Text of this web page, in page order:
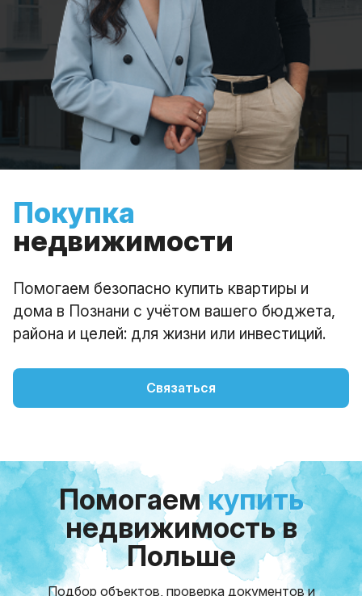
Покупка
недвижимости
Помогаем безопасно купить квартиры и
дома в Познани с учётом вашего бюджета,
района и целей: для жизни или инвестиций.
Связаться
Помогаемкупить
недвижимость в
Польше
Подбор объектов, проверка документов и